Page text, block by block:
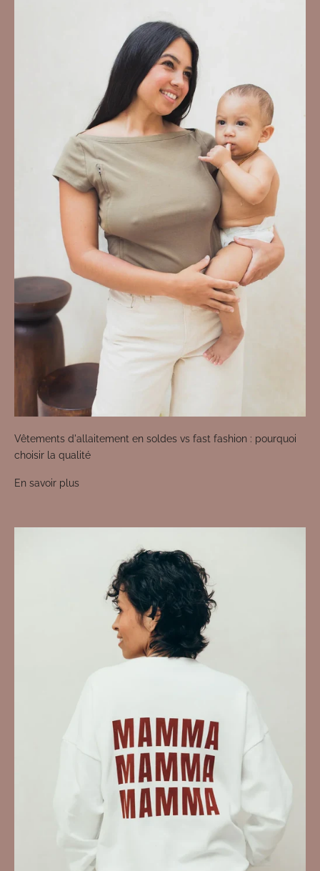
Vêtements d'allaitement en soldes vs fast fashion : pourquoi
choisir la qualité
En savoir plus